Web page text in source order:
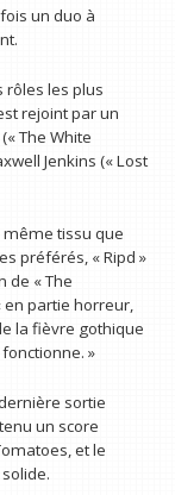
un duo à
rôles les plus
rejoint par un
The White
Jenkins (« Lost
même tissu que
préférés, « Ripd »
de « The
en partie horreur,
la fièvre gothique
»
sortie
un score
et le